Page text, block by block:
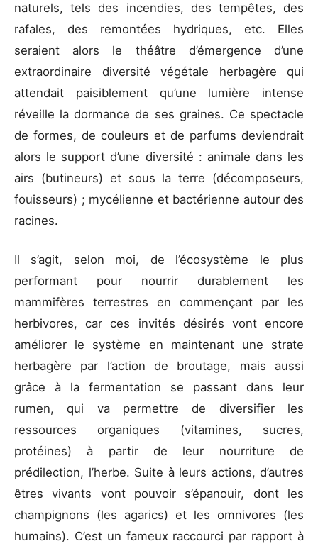
naturels, tels des incendies, des tempêtes, des
rafales, des remontées hydriques, etc. Elles
seraient alors le théâtre d’émergence d’une
extraordinaire diversité végétale herbagère qui
attendait paisiblement qu’une lumière intense
réveille la dormance de ses graines. Ce spectacle
de formes, de couleurs et de parfums deviendrait
alors le support d’une diversité : animale dans les
airs (butineurs) et sous la terre (décomposeurs,
fouisseurs) ; mycélienne et bactérienne autour des
racines.
Il s’agit, selon moi, de l’écosystème le plus
performant pour nourrir durablement les
mammifères terrestres en commençant par les
herbivores, car ces invités désirés vont encore
améliorer le système en maintenant une strate
herbagère par l’action de broutage, mais aussi
grâce à la fermentation se passant dans leur
rumen, qui va permettre de diversifier les
ressources organiques (vitamines, sucres,
protéines) à partir de leur nourriture de
prédilection, l’herbe. Suite à leurs actions, d’autres
êtres vivants vont pouvoir s’épanouir, dont les
champignons (les agarics) et les omnivores (les
humains). C’est un fameux raccourci par rapport à